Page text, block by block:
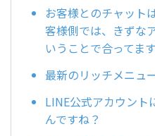
お客様とのチャット
客様側では、きずな
いうことで合ってま
最新のリッチメニュ
LINE公式アカウント
んですね？